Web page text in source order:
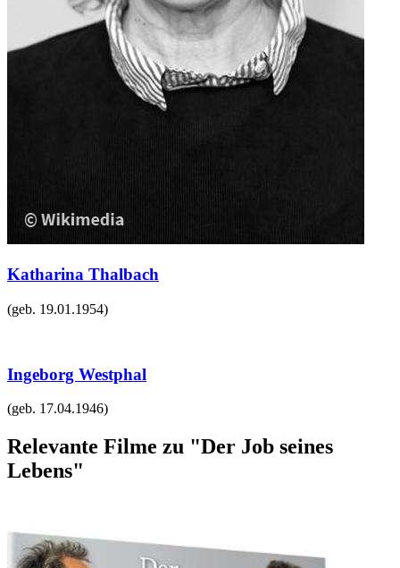
Katharina Thalbach
(geb. 19.01.1954)
Ingeborg Westphal
(geb. 17.04.1946)
Relevante Filme zu "Der Job seines
Lebens"